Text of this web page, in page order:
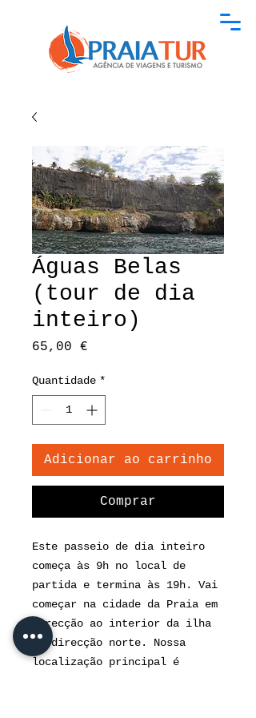
Águas Belas
(tour de dia
inteiro)
65,00 €
Quantidade *
Adicionar ao carrinho
Comprar
Este passeio de dia inteiro
começa às 9h no local de
partida e termina às 19h. Vai
começar na cidade da Praia em
direcção ao interior da ilha
na direcção norte. Nossa
localização principal é